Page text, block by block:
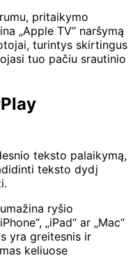
pritaikymo
„Apple TV“ naršymą
turintys skirtingus
tuo pačiu srautinio
teksto palaikymą,
teksto dydį
ryšio
„iPad“ ar „Mac“
yra greitesnis ir
keliuose